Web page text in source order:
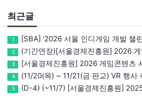
최근글
1 [SBA] ‘2026 서울 인디게임 개발 챌린지
2 (기간연장)[서울경제진흥원] 2026 게임마켓(차이나조이, BIC, 지스타) 서울관
3 [서울경제진흥원] 2026 게임콘텐츠 사업화 지원사업 참가기
4 (11/20(목) ~ 11/21(금 판교) VR 행사 추천!! (갤럭시 XR/ 애플 비전프로 등
5 (D-4) (~11/7) [서울경제진흥원] 2025 SBA X 스마일게이트, ‘게임랩 with